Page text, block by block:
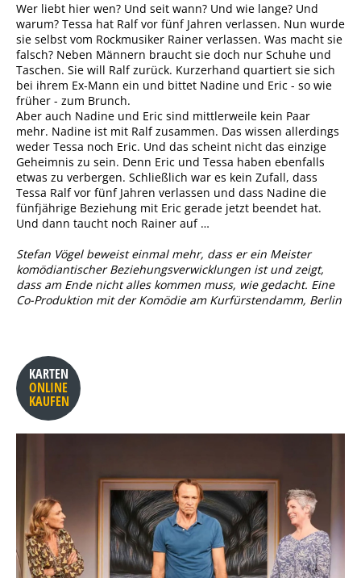
Wer liebt hier wen? Und seit wann? Und wie lange? Und
warum? Tessa hat Ralf vor fünf Jahren verlassen. Nun wurde
sie selbst vom Rockmusiker Rainer verlassen. Was macht sie
falsch? Neben Männern braucht sie doch nur Schuhe und
Taschen. Sie will Ralf zurück. Kurzerhand quartiert sie sich
bei ihrem Ex-Mann ein und bittet Nadine und Eric - so wie
früher - zum Brunch.
Aber auch Nadine und Eric sind mittlerweile kein Paar
mehr. Nadine ist mit Ralf zusammen. Das wissen allerdings
weder Tessa noch Eric. Und das scheint nicht das einzige
Geheimnis zu sein. Denn Eric und Tessa haben ebenfalls
etwas zu verbergen. Schließlich war es kein Zufall, dass
Tessa Ralf vor fünf Jahren verlassen und dass Nadine die
fünfjährige Beziehung mit Eric gerade jetzt beendet hat.
Und dann taucht noch Rainer auf …
Stefan Vögel beweist einmal mehr, dass er ein Meister
komödiantischer Beziehungsverwicklungen ist und zeigt,
dass am Ende nicht alles kommen muss, wie gedacht. Eine
Co-Produktion mit der Komödie am Kurfürstendamm, Berlin
KARTEN
ONLINE
KAUFEN